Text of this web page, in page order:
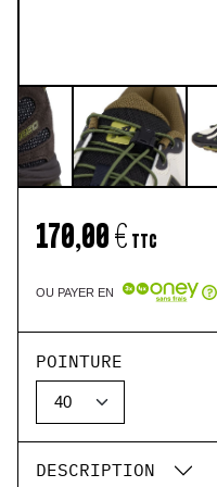
170,00 € TTC
OU PAYER EN
POINTURE
DESCRIPTION